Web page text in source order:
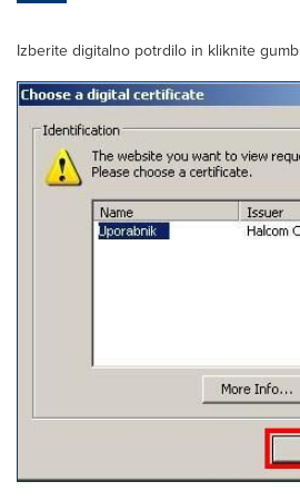
Izberite digitalno potrdilo in kliknite gumb